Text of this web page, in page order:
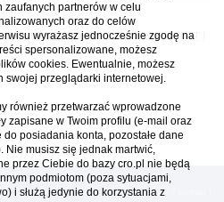
UTC + 1 (Polska - czas zimowy) [ DST
[reklama ] [
zaufanych partnerów w celu
oraz do celów
wyrażasz jednocześnie zgodę na
spersonalizowane, możesz
cookies. Ewentualnie, możesz
swojej przeglądarki internetowej.
również przetwarzać wprowadzone
zapisane w Twoim profilu (e-mail oraz
posiadania konta, pozostałe dane
musisz się jednak martwić,
przez Ciebie do bazy cro.pl nie będą
podmiotom (poza sytuacjami,
i służą jedynie do korzystania z